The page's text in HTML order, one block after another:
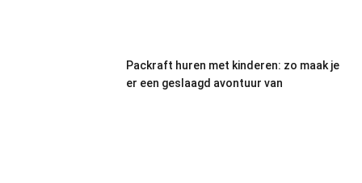
Packraft huren met kinderen: zo maak je
er een geslaagd avontuur van